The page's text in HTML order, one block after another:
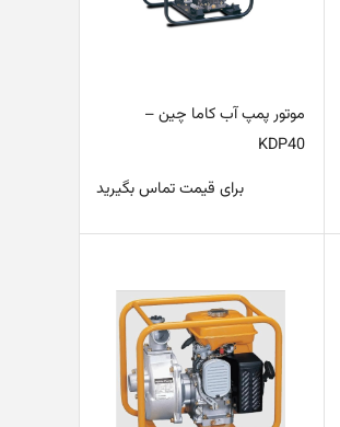
موتور پمپ آب کاما چین –
KDP40
برای قیمت تماس بگیرید